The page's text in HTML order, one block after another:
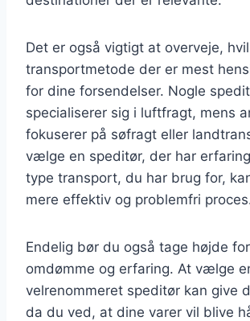
Det er også vigtigt at overveje,
transportmetode der er mest
for dine forsendelser. Nogle
specialiserer sig i luftfragt, mens
fokuserer på søfragt eller
vælge en speditør, der har
type transport, du har brug for,
mere effektiv og problemfri
Endelig bør du også tage højde
omdømme og erfaring. At vælge
velrenommeret speditør kan give
da du ved, at dine varer vil blive